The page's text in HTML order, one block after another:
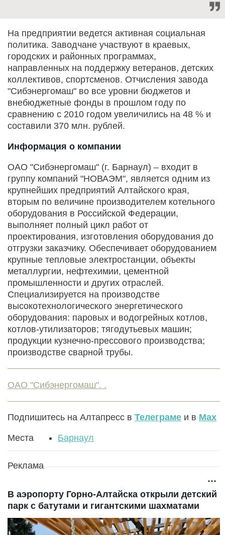
На предприятии ведется активная социальная
политика. Заводчане участвуют в краевых,
городских и районных программах,
направленных на поддержку ветеранов, детских
коллективов, спортсменов. Отчисления завода
"Сибэнергомаш" во все уровни бюджетов и
внебюджетные фонды в прошлом году по
сравнению с 2010 годом увеличились на 48 % и
составили 370 млн. рублей.
Информация о компании
ОАО "Сибэнергомаш" (г. Барнаул) – входит в
группу компаний "НОВАЭМ", является одним из
крупнейших предприятий Алтайского края,
вторым по величине производителем котельного
оборудования в Российской Федерации,
выполняет полный цикл работ от
проектирования, изготовления оборудования до
отгрузки заказчику. Обеспечивает оборудованием
крупные тепловые электростанции, объекты
металлургии, нефтехимии, цементной
промышленности и других отраслей.
Специализируется на производстве
высокотехнологического энергетического
оборудования: паровых и водогрейных котлов,
котлов-утилизаторов; тягодутьевых машин;
продукции кузнечно-прессового производства;
производстве сварной трубы.
ОАО "Сибэнергомаш". .
Подпишитесь на Алтапресс в Телеграме и в Max
Места Барнаул
Реклама
В аэропорту Горно-Алтайска открыли детский
парк с батутами и гигантскими шахматами